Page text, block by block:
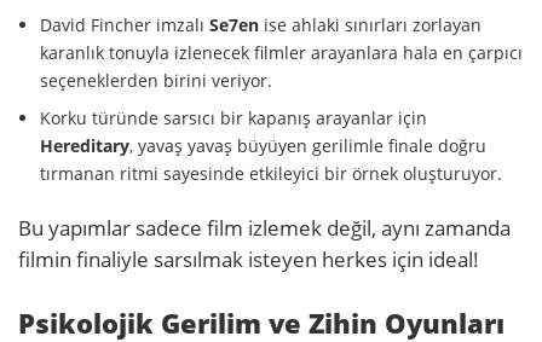
David Fincher imzalıSe7en ise ahlaki sınırları zorlayan
karanlık tonuyla izlenecek filmler arayanlara hala en çarpıcı
seçeneklerden birini veriyor.
Korku türünde sarsıcı bir kapanış arayanlar için
Hereditary, yavaş yavaş büyüyen gerilimle finale doğru
tırmanan ritmi sayesinde etkileyici bir örnek oluşturuyor.
Bu yapımlar sadece film izlemek değil, aynı zamanda
filmin finaliyle sarsılmak isteyen herkes için ideal!
Psikolojik Gerilim ve Zihin Oyunları